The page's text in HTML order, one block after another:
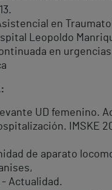
en
Leopoldo
en
UD femenino.
IMSKE
de aparato
- Actualidad.